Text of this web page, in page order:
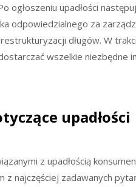
ogłoszeniu upadłości
odpowiedzialnego za
długów. W
wszelkie niezbędne
upadłości
z upadłością
z najczęściej zadawanych